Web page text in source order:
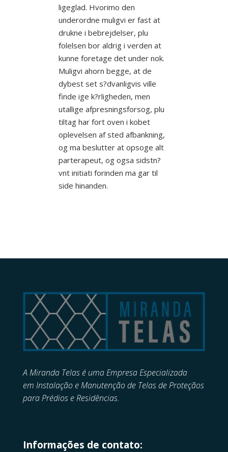
ligeglad. Hvorimo den
underordne muligvi er fast at
drukne i bebrejdelser, plu
folelsen bor aldrig i verden at
kunne foretage det under nok.
Muligvi ahorn begge, at de
dybest set s?dvanligvis ville
finde ige k?rligheden, men
utallige afpresningsforsog, plu
tiltag har fort oven i kobet
oplevelsen af sted afbankning,
og ma beslutter at opsoge alt
parterapeut, og ogsa sidstn?
vnt initiati forinden ma gar til
side hinanden.
A Miranda Telas é uma Empresa Especializada
em Instalação e Manutenção de Telas de Proteçãos
para Prédios e Residências.
Informações de contato: